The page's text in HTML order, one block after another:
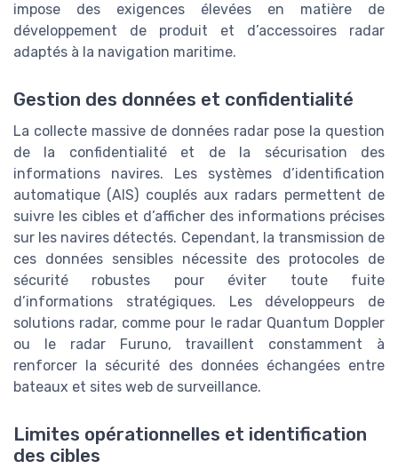
impose des exigences élevées en matière de
développement de produit et d’accessoires radar
adaptés à la navigation maritime.
Gestion des données et confidentialité
La collecte massive de données radar pose la question
de la confidentialité et de la sécurisation des
informations navires. Les systèmes d’identification
automatique (AIS) couplés aux radars permettent de
suivre les cibles et d’afficher des informations précises
sur les navires détectés. Cependant, la transmission de
ces données sensibles nécessite des protocoles de
sécurité robustes pour éviter toute fuite
d’informations stratégiques. Les développeurs de
solutions radar, comme pour le radar Quantum Doppler
ou le radar Furuno, travaillent constamment à
renforcer la sécurité des données échangées entre
bateaux et sites web de surveillance.
Limites opérationnelles et identification
des cibles